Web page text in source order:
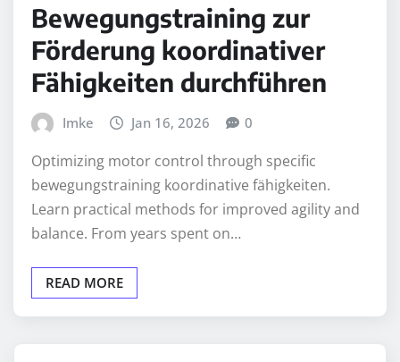
Bewegungstraining zur
Förderung koordinativer
Fähigkeiten durchführen
Imke Jan 16, 2026 0
Optimizing motor control through specific
bewegungstraining koordinative fähigkeiten.
Learn practical methods for improved agility and
balance. From years spent on…
READ MORE